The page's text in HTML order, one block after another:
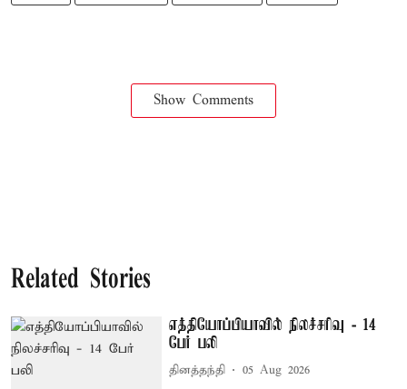
Show Comments
Related Stories
எத்தியோப்பியாவில் நிலச்சரிவு - 14
பேர் பலி
தினத்தந்தி 05 Aug 2026